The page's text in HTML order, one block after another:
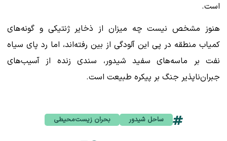
است.
هنوز مشخص نیست چه میزان از ذخایر ژنتیکی و گونه‌های
کمیاب منطقه در پی این آلودگی از بین رفته‌اند، اما رد پای سیاه
نفت بر ماسه‌های سفید شیدور، سندی زنده از آسیب‌های
جبران‌ناپذیر جنگ بر پیکره طبیعت است.
ساحل شیدور بحران زیست‌محیطی